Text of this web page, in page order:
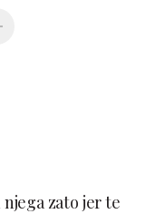
zato jer te